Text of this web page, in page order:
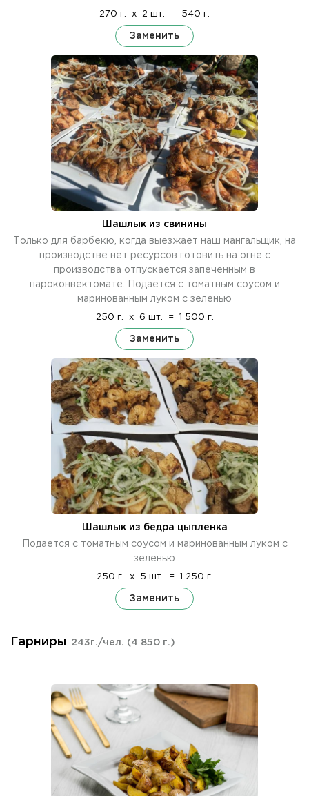
270 г. x 2 шт. = 540 г.
Заменить
Шашлык из свинины
Только для барбекю, когда выезжает наш мангальщик, на
производстве нет ресурсов готовить на огне с
производства отпускается запеченным в
пароконвектомате. Подается с томатным соусом и
маринованным луком с зеленью
250 г. x 6 шт. = 1 500 г.
Заменить
Шашлык из бедра цыпленка
Подается с томатным соусом и маринованным луком с
зеленью
250 г. x 5 шт. = 1 250 г.
Заменить
Гарниры 243г./чел. (4 850 г.)